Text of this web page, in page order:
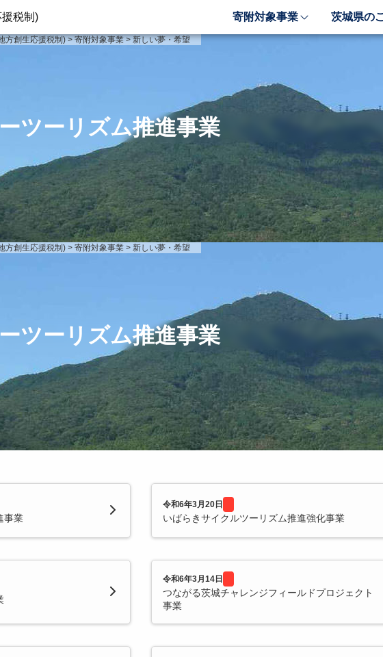
税制) 寄附対象事業 茨城県の
は 寄附対象事業のご紹介
新しい安心安全を推進する事業
新しい人財育成を推進する事業
新しい夢・希望を推進する事業
事業検索フォーム
茨城県のご紹介
レンジ
方創生応援税制)>寄附対象事業>新しい夢・希望
ツーリズム推進事業
方創生応援税制) >寄附対象事業 > 新しい夢・希望
ツーリズム推進事業
事業
令和6年3月20日
いばらきサイクルツーリズム推進強化事業
令和6年3月14日
つながる茨城チャレンジフィールドプロジェクト
事業